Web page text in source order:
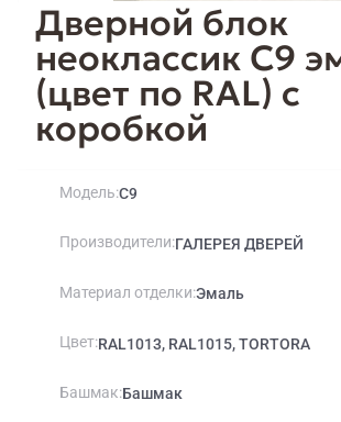
Дверной блок
неоклассик C9
(цвет по RAL) с
коробкой
Модель C9
Производители ГАЛЕРЕЯ ДВЕРЕЙ
Материал отделки Эмаль
Цвет RAL1013, RAL1015, TORTORA
Башмак Башмак